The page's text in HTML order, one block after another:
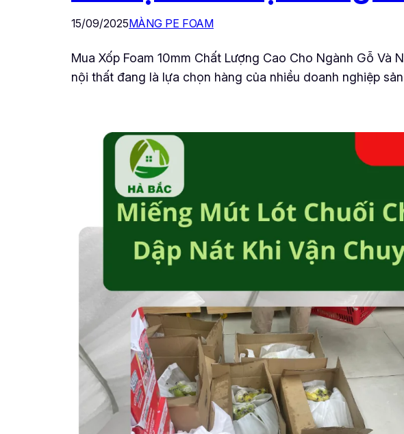
15/09/2025MÀNG PE FOAM
Mua Xốp Foam 10mm Chất Lượng Cao Cho Ngành Gỗ
nội thất đang là lựa chọn hàng của nhiều doanh nghiệp